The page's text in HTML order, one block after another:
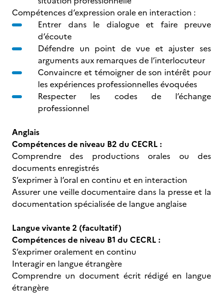
Compétences d’expression orale en interaction :
Entrer dans le dialogue et faire preuve
d’écoute
Défendre un point de vue et ajuster ses
arguments aux remarques de l’interlocuteur
Convaincre et témoigner de son intérêt pour
les expériences professionnelles évoquées
Respecter les codes de l’échange
professionnel
Anglais
Compétences de niveau B2 du CECRL :
Comprendre des productions orales ou des
documents enregistrés
S’exprimer à l’oral en continu et en interaction
Assurer une veille documentaire dans la presse et la
documentation spécialisée de langue anglaise
Langue vivante 2 (facultatif)
Compétences de niveau B1 du CECRL :
S’exprimer oralement en continu
Interagir en langue étrangère
Comprendre un document écrit rédigé en langue
étrangère